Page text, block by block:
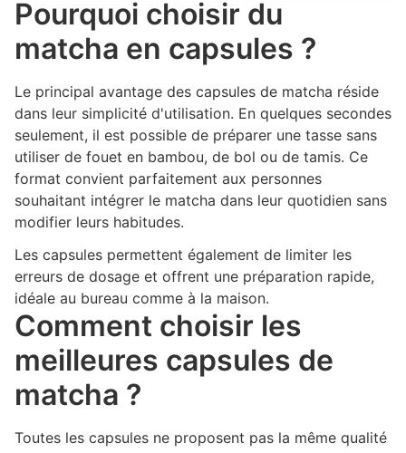
Pourquoi choisir du
matcha en capsules ?
Le principal avantage des capsules de matcha réside
dans leur simplicité d'utilisation. En quelques secondes
seulement, il est possible de préparer une tasse sans
utiliser de fouet en bambou, de bol ou de tamis. Ce
format convient parfaitement aux personnes
souhaitant intégrer le matcha dans leur quotidien sans
modifier leurs habitudes.
Les capsules permettent également de limiter les
erreurs de dosage et offrent une préparation rapide,
idéale au bureau comme à la maison.
Comment choisir les
meilleures capsules de
matcha ?
Toutes les capsules ne proposent pas la même qualité